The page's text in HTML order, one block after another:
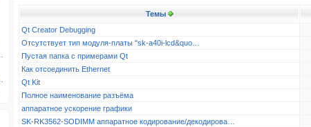
Темы
Qt Creator Debugging
Отсутствует тип модуля-платы "sk-a40i-lcd&quo…
Пустая папка с примерами Qt
Как отсоединить Ethernet
Qt Kit
Полное наименование разъёма
аппаратное ускорение графики
SK-RK3562-SODIMM аппаратное кодирование/декодирова…